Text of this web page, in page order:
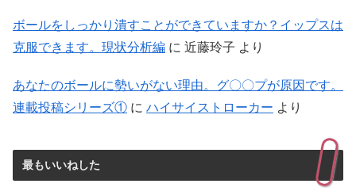
ボールをしっかり潰すことができていますか？イップスは
克服できます。現状分析編 に 近藤玲子 より
あなたのボールに勢いがない理由。グ〇〇プが原因です。
連載投稿シリーズ① に ハイサイストローカー より
最もいいねした